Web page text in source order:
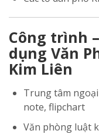
Công trình
dụng Văn
Kim Liên
Trung tâm
note, flipchart
Văn phòng luật